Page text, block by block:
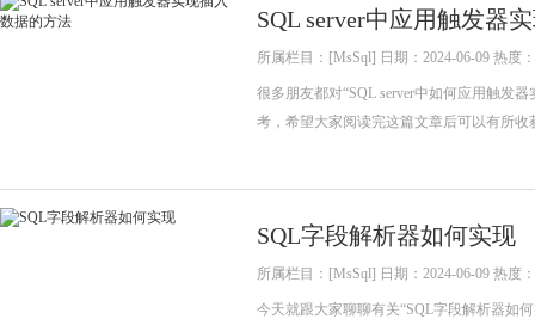
SQL server中应用触发器
所属栏目：[MsSql] 日期：2024-06-09 热度
很多朋友都对“SQL server中如何应用触发
考，希望大家阅读完这篇文章后可以有所收
SQL字段解析器如何实现
所属栏目：[MsSql] 日期：2024-06-09 热度
今天就跟大家聊聊有关“SQL字段解析器如